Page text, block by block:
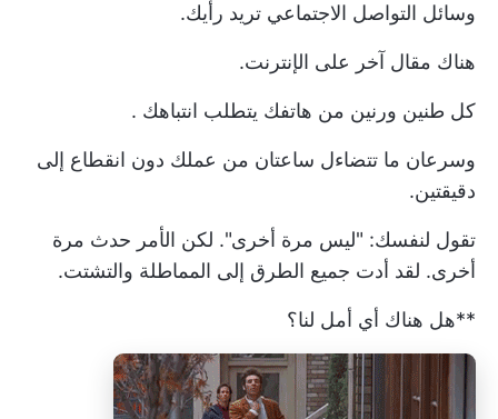
وسائل التواصل الاجتماعي تريد رأيك.
هناك مقال آخر على الإنترنت.
كل طنين ورنين من هاتفك يتطلب انتباهك .
وسرعان ما تتضاءل ساعتان من عملك دون انقطاع إلى
دقيقتين.
تقول لنفسك: "ليس مرة أخرى". لكن الأمر حدث مرة
أخرى. لقد أدت جميع الطرق إلى المماطلة والتشتت.
**هل هناك أي أمل لنا؟